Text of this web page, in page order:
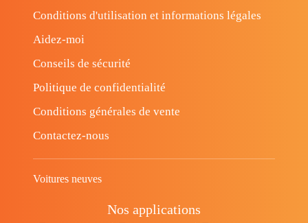
Conditions d'utilisation et informations légales
Aidez-moi
Conseils de sécurité
Politique de confidentialité
Conditions générales de vente
Contactez-nous
Voitures neuves
Nos applications